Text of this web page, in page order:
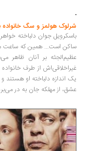
مخاطب ایرانی فرقی نمی
تکان می‌دهند و موقعیتی
باسکرویل جوان دلباخته
ساکن است... همین که ساعت
عظیم‌­الجثه بر آنان ظاهر
غیراخلاقی‌­اش از طرف